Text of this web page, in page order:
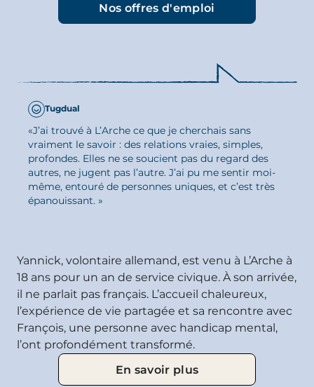
Nos offres d'emploi
Tugdual
«J’ai trouvé à L’Arche ce que je cherchais sans
vraiment le savoir : des relations vraies, simples,
profondes. Elles ne se soucient pas du regard des
autres, ne jugent pas l’autre. J’ai pu me sentir moi-
même, entouré de personnes uniques, et c’est très
épanouissant. »
UN VOLONTARIAT
QUI FAIT GRANDIR
Yannick, volontaire allemand, est venu à L’Arche à
18 ans pour un an de service civique. À son arrivée,
il ne parlait pas français. L’accueil chaleureux,
l’expérience de vie partagée et sa rencontre avec
François, une personne avec handicap mental,
l’ont profondément transformé.
En savoir plus